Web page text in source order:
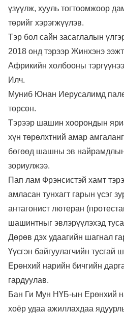
үзүүлж, хууль тогтоомжоор
төрийг хэрэгжүүлэв.
Тэр бол сайн засаглалын
2018 онд тэрээр Жинхэнэ
Африкийн холбооны
Илч.
Муниб Юнан Иерусалимд
төрсөн.
Тэрээр шашин хоорондын
хүн төрөлхтний амар
бөгөөд шашны эв
зориулжээ.
Пап лам Фрэнсистэй хамт
амласан тунхагт гарын үсэг
антагонист лютеран
шашинтныг эвлэрүүлэхэд
Дөрөв дэх удаагийн шагнал
Үүсгэн байгуулагчийн
Ерөнхий нарийн бичгийн
гардуулав.
Бан Ги Мун НҮБ-ын Ерөнхий
хоёр удаа ажиллахдаа